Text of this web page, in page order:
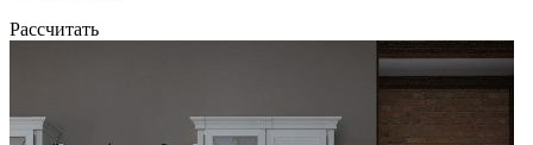
Рассчитать